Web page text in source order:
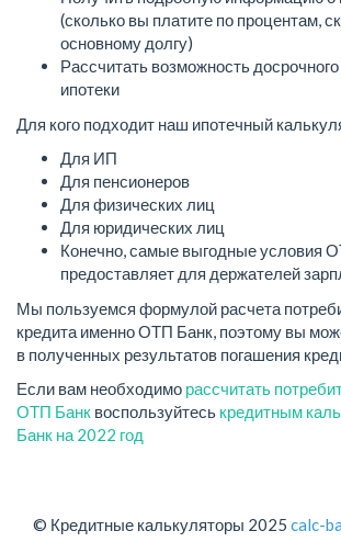
(сколько вы платите по процентам,
основному долгу)
Рассчитать возможность
ипотеки
Для кого подходит наш ипотечный
Для ИП
Для пенсионеров
Для физических лиц
Для юридических лиц
Конечно, самые выгодные условия
предоставляет для держателей
Мы пользуемся формулой расчета
кредита именно ОТП Банк, поэтому вы
в полученных результатов погашения
Если вам необходимо рассчитать
ОТП Банк воспользуйтесь кредитным
Банк на 2022 год
© Кредитные калькуляторы 2025 calc-